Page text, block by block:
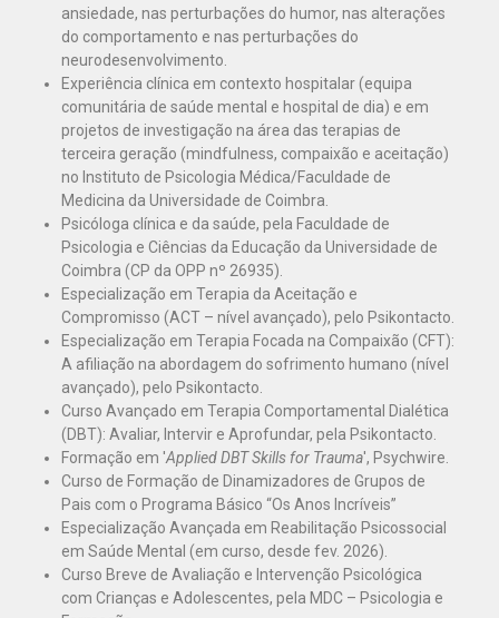
ansiedade, nas perturbações do humor, nas alterações
do comportamento e nas perturbações do
neurodesenvolvimento.
Experiência clínica em contexto hospitalar (equipa
comunitária de saúde mental e hospital de dia) e em
projetos de investigação na área das terapias de
terceira geração (mindfulness, compaixão e aceitação)
no Instituto de Psicologia Médica/Faculdade de
Medicina da Universidade de Coimbra.
Psicóloga clínica e da saúde, pela Faculdade de
Psicologia e Ciências da Educação da Universidade de
Coimbra (CP da OPP nº 26935).
Especialização em Terapia da Aceitação e
Compromisso (ACT – nível avançado), pelo Psikontacto.
Especialização em Terapia Focada na Compaixão (CFT):
A afiliação na abordagem do sofrimento humano (nível
avançado), pelo Psikontacto.
Curso Avançado em Terapia Comportamental Dialética
(DBT): Avaliar, Intervir e Aprofundar, pela Psikontacto.
Formação em 'Applied DBT Skills for Trauma', Psychwire.
Curso de Formação de Dinamizadores de Grupos de
Pais com o Programa Básico “Os Anos Incríveis”
Especialização Avançada em Reabilitação Psicossocial
em Saúde Mental (em curso, desde fev. 2026).
Curso Breve de Avaliação e Intervenção Psicológica
com Crianças e Adolescentes, pela MDC – Psicologia e